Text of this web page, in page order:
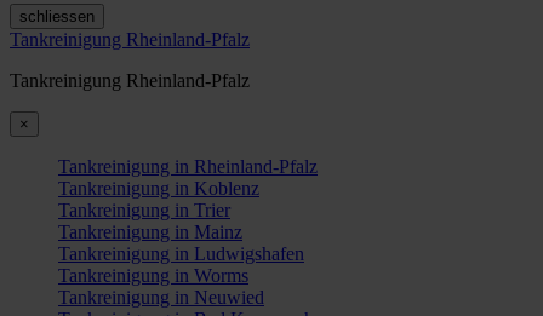
schliessen
Tankreinigung Rheinland-Pfalz
Tankreinigung Rheinland-Pfalz
×
Tankreinigung in Rheinland-Pfalz
Tankreinigung in Koblenz
Tankreinigung in Trier
Tankreinigung in Mainz
Tankreinigung in Ludwigshafen
Tankreinigung in Worms
Tankreinigung in Neuwied